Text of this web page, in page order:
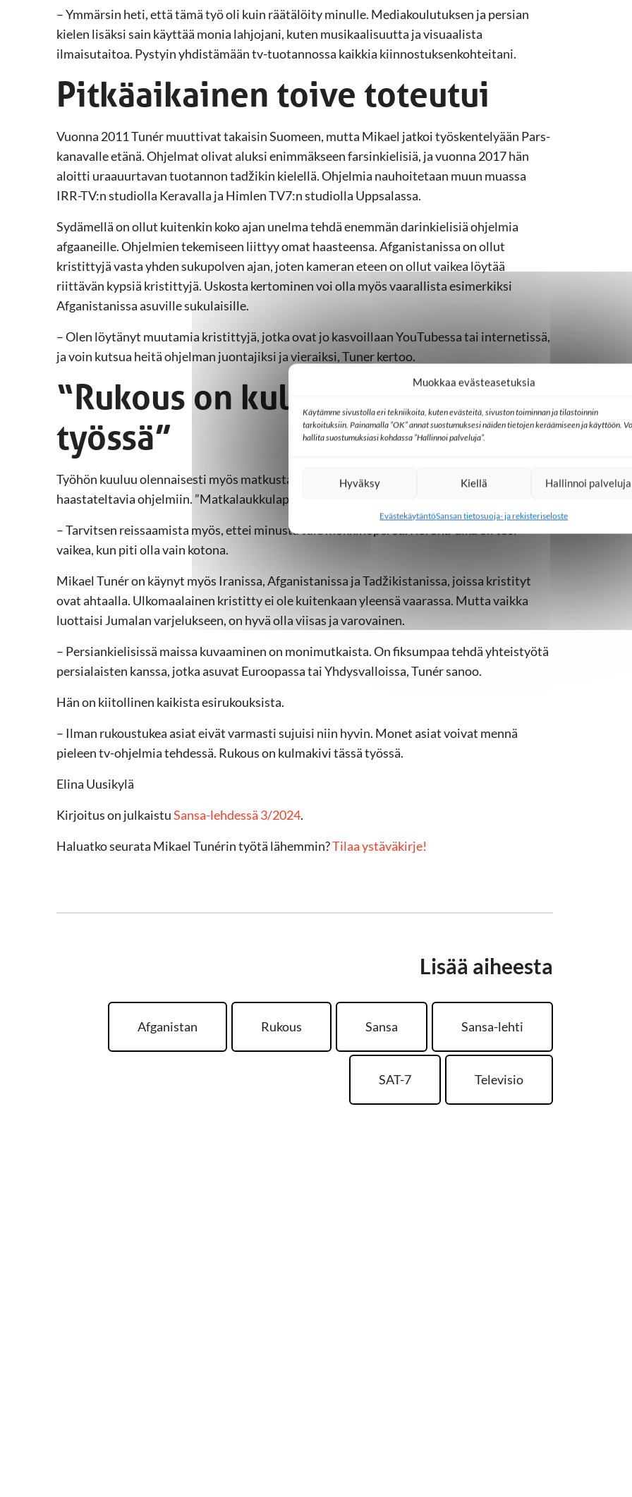
Muokkaa evästeasetuksia
Käytämme sivustolla eri tekniikoita, kuten evästeitä, sivuston toiminnan ja tilastoinnin
tarkoituksiin. Painamalla ”OK” annat suostumuksesi näiden tietojen keräämiseen ja käyttöön.
hallita suostumuksiasi kohdassa ”Hallinnoi palveluja”.
Hyväksy Kiellä Hallinnoi palveluja
EvästekäytäntöSansan tietosuoja- ja rekisteriseloste
– Ymmärsin heti, että tämä työ oli kuin räätälöity minulle. Mediakoulutuksen ja persian
kielen lisäksi sain käyttää monia lahjojani, kuten musikaalisuutta ja visuaalista
ilmaisutaitoa. Pystyin yhdistämään tv-tuotannossa kaikkia kiinnostuksenkohteitani.
Pitkäaikainen toive toteutui
Vuonna 2011 Tunér muuttivat takaisin Suomeen, mutta Mikael jatkoi työskentelyään Pars-
kanavalle etänä. Ohjelmat olivat aluksi enimmäkseen farsinkielisiä, ja vuonna 2017 hän
aloitti uraauurtavan tuotannon tadžikin kielellä. Ohjelmia nauhoitetaan muun muassa
IRR-TV:n studiolla Keravalla ja Himlen TV7:n studiolla Uppsalassa.
Sydämellä on ollut kuitenkin koko ajan unelma tehdä enemmän darinkielisiä ohjelmia
afgaaneille. Ohjelmien tekemiseen liittyy omat haasteensa. Afganistanissa on ollut
kristittyjä vasta yhden sukupolven ajan, joten kameran eteen on ollut vaikea löytää
riittävän kypsiä kristittyjä. Uskosta kertominen voi olla myös vaarallista esimerkiksi
Afganistanissa asuville sukulaisille.
– Olen löytänyt muutamia kristittyjä, jotka ovat jo kasvoillaan YouTubessa tai internetissä,
ja voin kutsua heitä ohjelman juontajiksi ja vieraiksi, Tuner kertoo.
“Rukous on kulmakivi tässä
työssä”
Työhön kuuluu olennaisesti myös matkustaminen, ja matkoilta löytyykin usein
haastateltavia ohjelmiin. ”Matkalaukkulapsi” sanoo reissaavansa mielellään.
– Tarvitsen reissaamista myös, ettei minusta tule mökkihöperöä. Korona-aika oli tosi
vaikea, kun piti olla vain kotona.
Mikael Tunér on käynyt myös Iranissa, Afganistanissa ja Tadžikistanissa, joissa kristityt
ovat ahtaalla. Ulkomaalainen kristitty ei ole kuitenkaan yleensä vaarassa. Mutta vaikka
luottaisi Jumalan varjelukseen, on hyvä olla viisas ja varovainen.
– Persiankielisissä maissa kuvaaminen on monimutkaista. On fiksumpaa tehdä yhteistyötä
persialaisten kanssa, jotka asuvat Euroopassa tai Yhdysvalloissa, Tunér sanoo.
Hän on kiitollinen kaikista esirukouksista.
– Ilman rukoustukea asiat eivät varmasti sujuisi niin hyvin. Monet asiat voivat mennä
pieleen tv-ohjelmia tehdessä. Rukous on kulmakivi tässä työssä.
Elina Uusikylä
Kirjoitus on julkaistuSansa-lehdessä 3/2024.
Haluatko seurata Mikael Tunérin työtä lähemmin?Tilaa ystäväkirje!
Lisää aiheesta
Afganistan Rukous Sansa Sansa-lehti
SAT-7 Televisio